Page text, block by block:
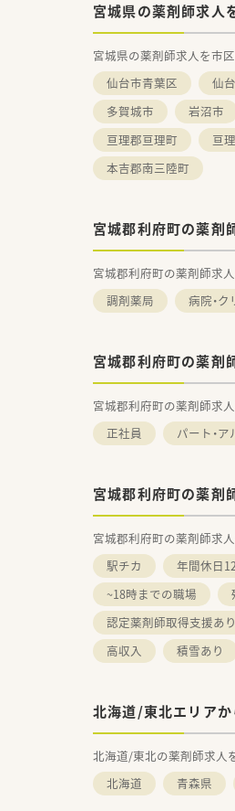
宮城県の薬剤師求人
宮城県の薬剤師求人を市
仙台市青葉区
仙
多賀城市
岩沼市
亘理郡亘理町
亘
本吉郡南三陸町
宮城郡利府町の薬剤
宮城郡利府町の薬剤師求
調剤薬局
病院・
宮城郡利府町の薬剤
宮城郡利府町の薬剤師求
正社員
パート・
宮城郡利府町の薬剤
宮城郡利府町の薬剤師求
駅チカ
年間休日
~18時までの職場
認定薬剤師取得支援あり
高収入
積雪あり
北海道/東北エリアか
北海道/東北の薬剤師求人
北海道
青森県